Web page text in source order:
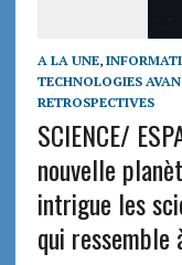
A LA UNE,
TECHNOLOGIES
RETROSPECTIVES
SCIENCE/
nouvelle
intrigue les
qui ressemble